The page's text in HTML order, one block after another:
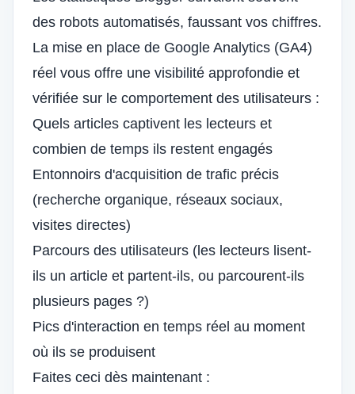
des robots automatisés, faussant vos chiffres.
La mise en place de Google Analytics (GA4)
réel vous offre une visibilité approfondie et
vérifiée sur le comportement des utilisateurs :
Quels articles captivent les lecteurs et
combien de temps ils restent engagés
Entonnoirs d'acquisition de trafic précis
(recherche organique, réseaux sociaux,
visites directes)
Parcours des utilisateurs (les lecteurs lisent-
ils un article et partent-ils, ou parcourent-ils
plusieurs pages ?)
Pics d'interaction en temps réel au moment
où ils se produisent
Faites ceci dès maintenant :